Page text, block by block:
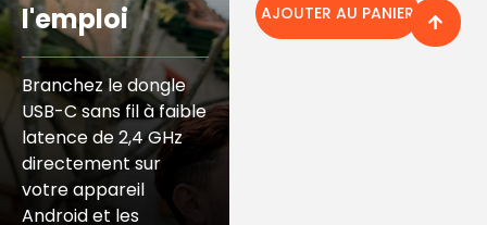
l'emploi
Branchez le dongle
USB-C sans fil à faible
latence de 2,4 GHz
directement sur
votre appareil
Android et les
Des
AJOUTER AU PANIER